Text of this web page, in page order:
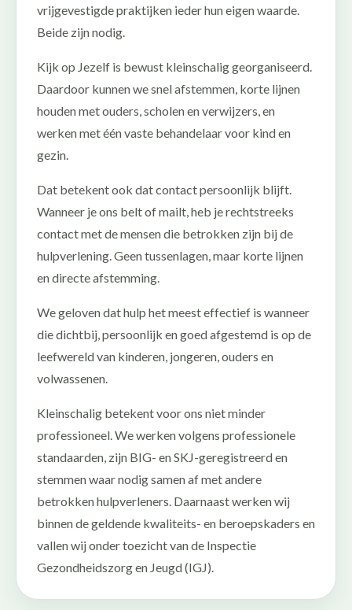
vrijgevestigde praktijken ieder hun eigen waarde.
Beide zijn nodig.
Kijk op Jezelf is bewust kleinschalig georganiseerd.
Daardoor kunnen we snel afstemmen, korte lijnen
houden met ouders, scholen en verwijzers, en
werken met één vaste behandelaar voor kind en
gezin.
Dat betekent ook dat contact persoonlijk blijft.
Wanneer je ons belt of mailt, heb je rechtstreeks
contact met de mensen die betrokken zijn bij de
hulpverlening. Geen tussenlagen, maar korte lijnen
en directe afstemming.
We geloven dat hulp het meest effectief is wanneer
die dichtbij, persoonlijk en goed afgestemd is op de
leefwereld van kinderen, jongeren, ouders en
volwassenen.
Kleinschalig betekent voor ons niet minder
professioneel. We werken volgens professionele
standaarden, zijn BIG- en SKJ-geregistreerd en
stemmen waar nodig samen af met andere
betrokken hulpverleners. Daarnaast werken wij
binnen de geldende kwaliteits- en beroepskaders en
vallen wij onder toezicht van de Inspectie
Gezondheidszorg en Jeugd (IGJ).